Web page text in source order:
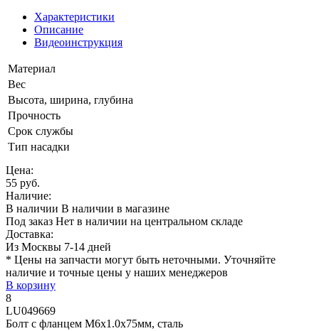
Характеристики
Описание
Видеоинструкция
Материал
Вес
Высота, ширина, глубина
Прочность
Срок службы
Тип насадки
Цена:
55 руб.
Наличие:
В наличии В наличии в магазине
Под заказ Нет в наличии на центральном складе
Доставка:
Из Москвы 7-14 дней
* Цены на запчасти могут быть неточными. Уточняйте
наличие и точные цены у наших менеджеров
В корзину
8
LU049669
Болт с фланцем M6х1.0х75мм, сталь